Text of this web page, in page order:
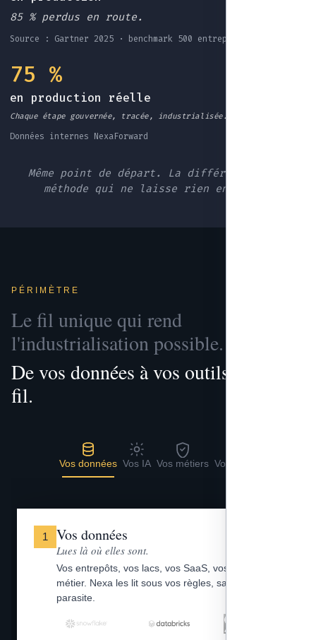
85 % perdus en route.
Source : Gartner 2025 · benchmark 500 entreprises EU
75 %
en production réelle
Chaque étape gouvernée, tracée, industrialisée.
Données internes NexaForward
Même point de départ. La différence : une
méthode qui ne laisse rien en route.
PÉRIMÈTRE
Le fil unique qui rend
l'industrialisation possible.
De vos données à vos outils, un seul
fil.
Vos données Vos IA Vos métiers Vos outils
1 Vos données
Lues là où elles sont.
Vos entrepôts, vos lacs, vos SaaS, vos fichiers
métier. Nexa les lit sous vos règles, sans copie
parasite.